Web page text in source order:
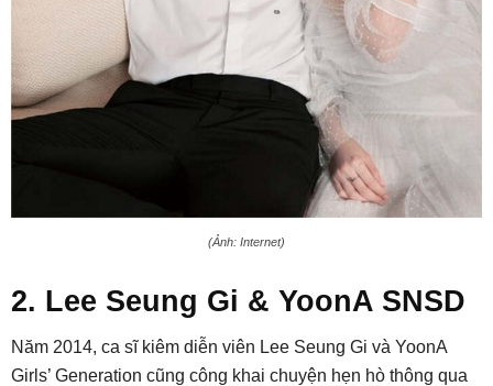
(Ảnh: Internet)
2. Lee Seung Gi & YoonA SNSD
Năm 2014, ca sĩ kiêm diễn viên Lee Seung Gi và YoonA
Girls’ Generation cũng công khai chuyện hẹn hò thông qua